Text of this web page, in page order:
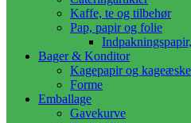
Kaffe, te og tilbehør
Pap, papir og folie
Bager & Konditor
Kagepapir og
Forme
Emballage
Gavekurve